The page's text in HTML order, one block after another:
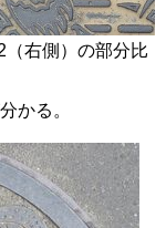
（右側）の部分比
かる。